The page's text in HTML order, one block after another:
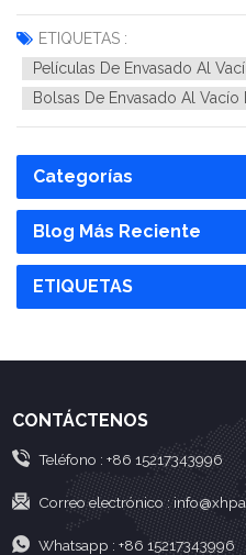
envasado al vacío o en
de envasado al vacío son
al vac&iac...
ETIQUETAS :
Películas De Envasado Al
Bolsas De Envasado Al Vacío
Categorías
Blog Más Reciente
ETIQUETAS
CONTÁCTENOS
Teléfono : +86 15217343996
Correo electrónico :
Whatsapp : +86 15217343996